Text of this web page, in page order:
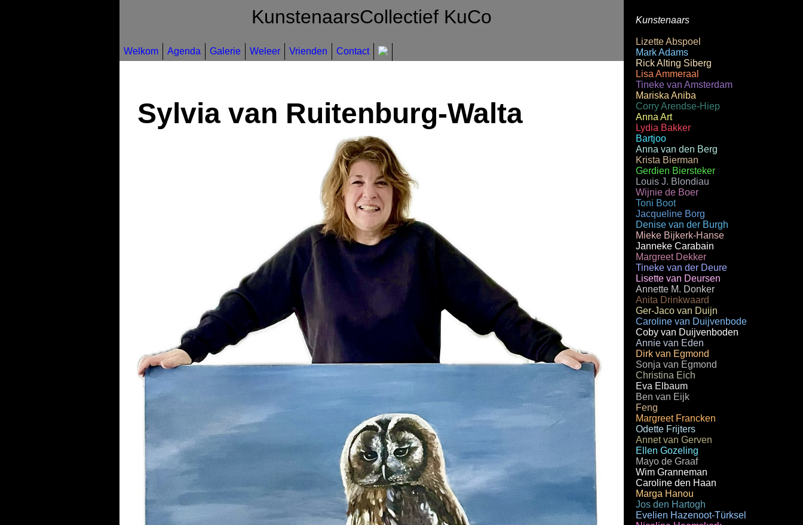
KunstenaarsCollectief KuCo
Welkom Agenda Galerie Weleer Vrienden Contact
Sylvia van Ruitenburg-Walta
Kunstenaars
Lizette Abspoel
Mark Adams
Rick Alting Siberg
Lisa Ammeraal
Tineke van Amsterdam
Mariska Aniba
Corry Arendse-Hiep
Anna Art
Lydia Bakker
Bartjoo
Anna van den Berg
Krista Bierman
Gerdien Biersteker
Louis J. Blondiau
Wijnie de Boer
Toni Boot
Jacqueline Borg
Denise van der Burgh
Mieke Bijkerk-Hanse
Janneke Carabain
Margreet Dekker
Tineke van der Deure
Lisette van Deursen
Annette M. Donker
Anita Drinkwaard
Ger-Jaco van Duijn
Caroline van Duijvenbode
Coby van Duijvenboden
Annie van Eden
Dirk van Egmond
Sonja van Egmond
Christina Eich
Eva Elbaum
Ben van Eijk
Feng
Margreet Francken
Odette Frijters
Annet van Gerven
Ellen Gozeling
Mayo de Graaf
Wim Granneman
Caroline den Haan
Marga Hanou
Jos den Hartogh
Evelien Hazenoot-Türksel